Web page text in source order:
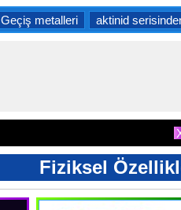
Geçiş metalleri aktinid
Fiziksel